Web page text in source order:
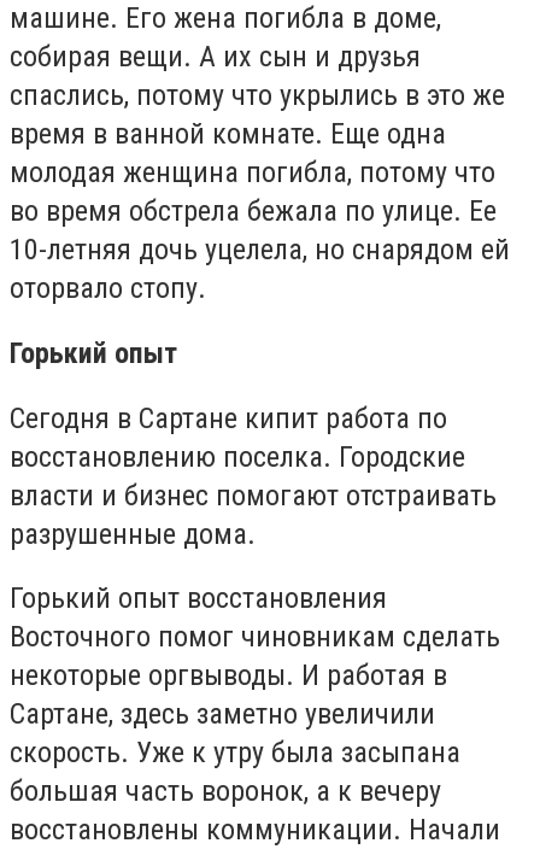
машине. Его жена погибла в доме,
собирая вещи. А их сын и друзья
спаслись, потому что укрылись в это же
время в ванной комнате. Еще одна
молодая женщина погибла, потому что
во время обстрела бежала по улице. Ее
10-летняя дочь уцелела, но снарядом ей
оторвало стопу.
Горький опыт
Сегодня в Сартане кипит работа по
восстановлению поселка. Городские
власти и бизнес помогают отстраивать
разрушенные дома.
Горький опыт восстановления
Восточного помог чиновникам сделать
некоторые оргвыводы. И работая в
Сартане, здесь заметно увеличили
скорость. Уже к утру была засыпана
большая часть воронок, а к вечеру
восстановлены коммуникации. Начали